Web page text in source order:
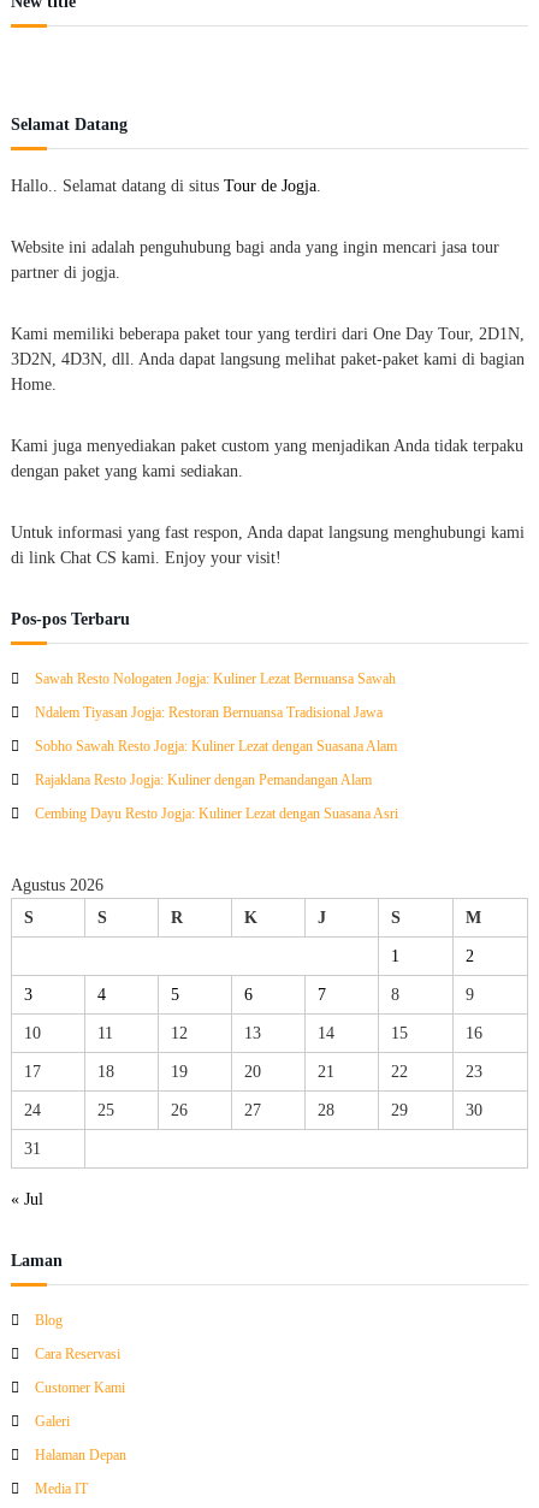
Selamat Datang
Hallo.. Selamat datang di situs Tour de Jogja.
Website ini adalah penguhubung bagi anda yang ingin mencari jasa tour
partner di jogja.
Kami memiliki beberapa paket tour yang terdiri dari One Day Tour, 2D1N,
3D2N, 4D3N, dll. Anda dapat langsung melihat paket-paket kami di bagian
Home.
Kami juga menyediakan paket custom yang menjadikan Anda tidak terpaku
dengan paket yang kami sediakan.
Untuk informasi yang fast respon, Anda dapat langsung menghubungi kami
di link Chat CS kami. Enjoy your visit!
Pos-pos Terbaru
Sawah Resto Nologaten Jogja: Kuliner Lezat Bernuansa Sawah
Ndalem Tiyasan Jogja: Restoran Bernuansa Tradisional Jawa
Sobho Sawah Resto Jogja: Kuliner Lezat dengan Suasana Alam
Rajaklana Resto Jogja: Kuliner dengan Pemandangan Alam
Cembing Dayu Resto Jogja: Kuliner Lezat dengan Suasana Asri
Agustus 2026
S
S R K J S M
1 2
3 4 5 6 7 8 9
10 11 12 13 14 15 16
17 18 19 20 21 22 23
24 25 26 27 28 29 30
31
« Jul
Laman
Blog
Cara Reservasi
Customer Kami
Galeri
Halaman Depan
Media IT